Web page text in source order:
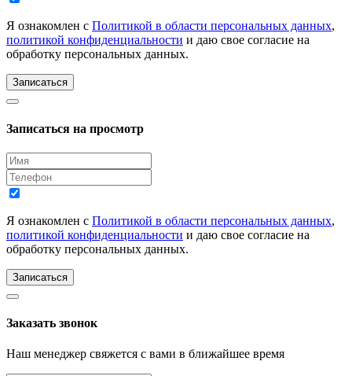
Я ознакомлен с Политикой в области персональных данных,
политикой конфиденциальности и даю свое согласие на
обработку персональных данных.
Записаться
Записаться на просмотр
Я ознакомлен с Политикой в области персональных данных,
политикой конфиденциальности и даю свое согласие на
обработку персональных данных.
Записаться
Заказать звонок
Наш менеджер свяжется с вами в ближайшее время